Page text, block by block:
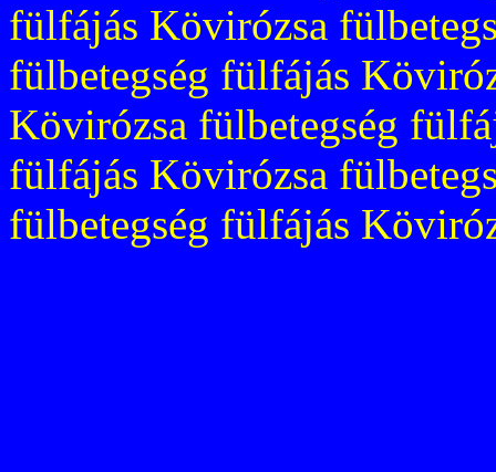
fülfájás Kövirózsa
fülbetegség fülfájás
Kövirózsa fülbetegség
fülfájás Kövirózsa
fülbetegség fülfájás